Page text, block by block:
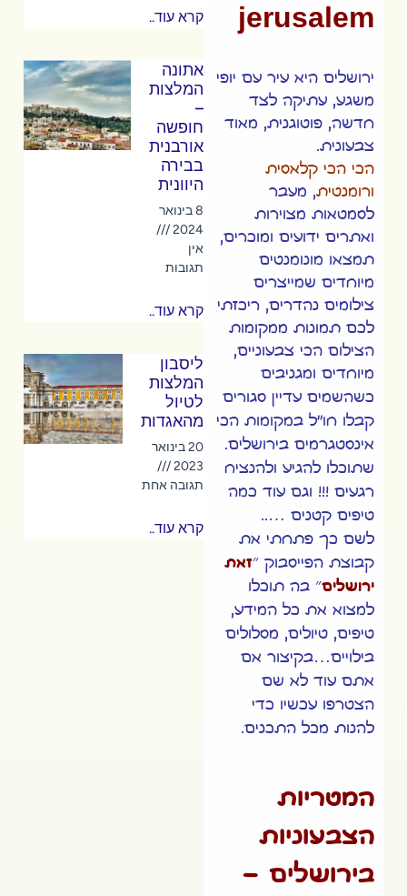
jerusalem
ירושלים היא עיר עם יופי
משגע, עתיקה לצד
חדשה, פוטוגנית, מאוד
צבעונית.
הכי הכי קלאסית
ורומנטית, מעבר
לסמטאות מצוירות
ואתרים ידועים ומוכרים,
תמצאו מונומנטים
מיוחדים שמייצרים
צילומים נהדרים, ריכזתי
לכם תמונות ממקומות
הצילום הכי צבעוניים,
מיוחדים ומגניבים
כשהשמים עדיין סגורים
קבלו חו"ל במקומות הכי
אינסטגרמים בירושלים.
שתוכלו להגיע ולהנציח
רגעים !!! וגם עוד כמה
טיפים קטנים …..
לשם כך פתחתי את
קבוצת הפייסבוק ״זאת
ירושלים״ בה תוכלו
למצוא את כל המידע,
טיפים, טיולים, מסלולים
בילויים…בקיצור אם
אתם עוד לא שם
הצטרפו עכשיו כדי
להנות מכל התכנים.
המטריות
הצבעוניות
בירושלים –
קרא עוד..
אתונה
המלצות
–
חופשה
אורבנית
בבירה
היוונית
8 בינואר
2024
אין
תגובות
קרא עוד..
ליסבון
המלצות
לטיול
מהאגדות
20 בינואר
2023
תגובה אחת
קרא עוד..